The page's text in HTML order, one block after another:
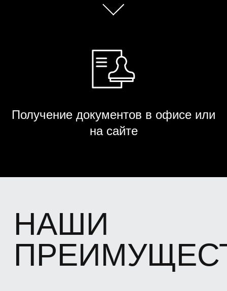
Получение документов в офисе или
на сайте